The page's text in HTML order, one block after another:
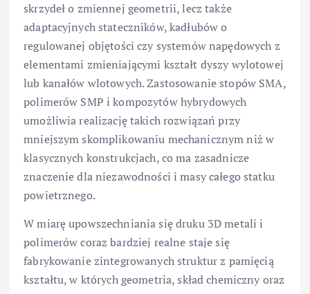
skrzydeł o zmiennej geometrii, lecz także
adaptacyjnych stateczników, kadłubów o
regulowanej objętości czy systemów napędowych z
elementami zmieniającymi kształt dyszy wylotowej
lub kanałów wlotowych. Zastosowanie stopów SMA,
polimerów SMP i kompozytów hybrydowych
umożliwia realizację takich rozwiązań przy
mniejszym skomplikowaniu mechanicznym niż w
klasycznych konstrukcjach, co ma zasadnicze
znaczenie dla niezawodności i masy całego statku
powietrznego.
W miarę upowszechniania się druku 3D metali i
polimerów coraz bardziej realne staje się
fabrykowanie zintegrowanych struktur z pamięcią
kształtu, w których geometria, skład chemiczny oraz